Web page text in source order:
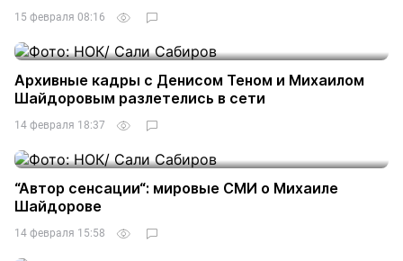
15 февраля 08:16
Архивные кадры с Денисом Теном и Михаилом
Шайдоровым разлетелись в сети
14 февраля 18:37
“Автор сенсации“: мировые СМИ о Михаиле
Шайдорове
14 февраля 15:58